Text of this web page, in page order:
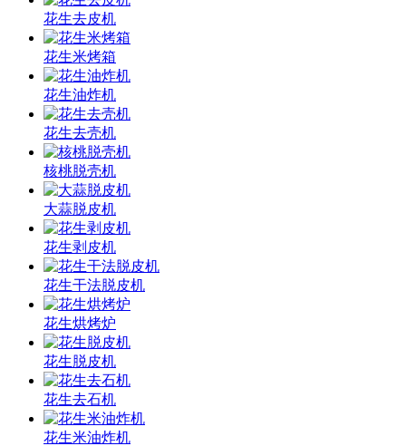
花生去皮机
花生米烤箱
花生油炸机
花生去壳机
核桃脱壳机
大蒜脱皮机
花生剥皮机
花生干法脱皮机
花生烘烤炉
花生脱皮机
花生去石机
花生米油炸机